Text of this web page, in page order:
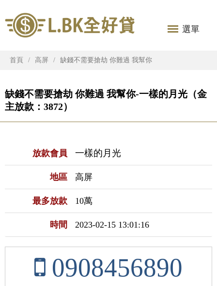
選單
首頁 高屏 缺錢不需要搶劫 你難過 我幫你
缺錢不需要搶劫 你難過 我幫你-一樣的月光（金
主放款：3872）
放款會員 一樣的月光
地區 高屏
最多放款 10萬
時間 2023-02-15 13:01:16
0908456890